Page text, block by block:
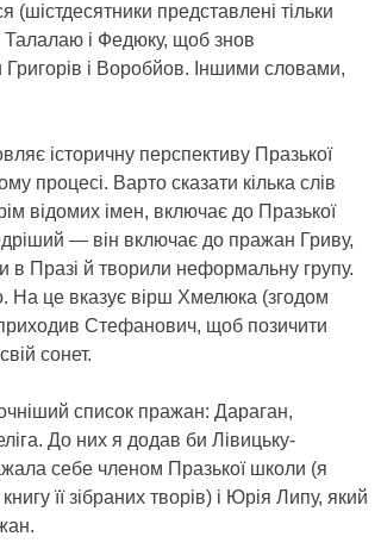
(шістдесятники представлені тільки
Талалаю і Федюку, щоб знов
Григорів і Воробйов. Іншими словами,
історичну перспективу Празької
процесі. Варто сказати кілька слів
відомих імен, включає до Празької
— він включає до пражан Гриву,
в Празі й творили неформальну групу.
На це вказує вірш Хмелюка (згодом
приходив Стефанович, щоб позичити
сонет.
список пражан: Дараган,
До них я додав би Лівицьку-
себе членом Празької школи (я
її зібраних творів) і Юрія Липу, який